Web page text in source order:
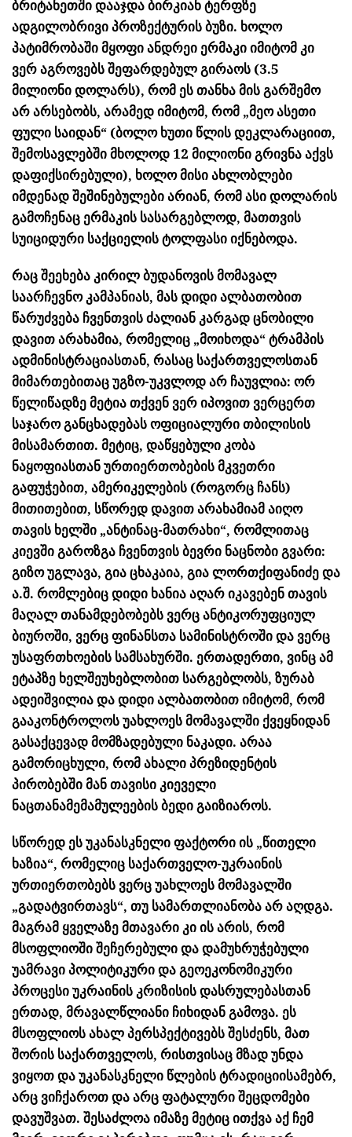
ბრიტანეთში დააჯდა ბირკიან ტერფზე
ადგილობრივი პროზექტურის ბუზი. ხოლო
პატიმრობაში მყოფი ანდრეი ერმაკი იმიტომ კი
ვერ აგროვებს შეფარდებულ გირაოს (3.5
მილიონი დოლარს), რომ ეს თანხა მის გარშემო
არ არსებობს, არამედ იმიტომ, რომ „მეო ასეთი
ფული საიდან“ (ბოლო ხუთი წლის დეკლარაციით,
შემოსავლებში მხოლოდ 12 მილიონი გრივნა აქვს
დაფიქსირებული), ხოლო მისი ახლობლები
იმდენად შეშინებულები არიან, რომ ასი დოლარის
გამოჩენაც ერმაკის სასარგებლოდ, მათთვის
სუიციდური საქციელის ტოლფასი იქნებოდა.
რაც შეეხება კირილ ბუდანოვის მომავალ
საარჩევნო კამპანიას, მას დიდი ალბათობით
წარუძვება ჩვენთვის ძალიან კარგად ცნობილი
დავით არახამია, რომელიც „მოიხოდა“ ტრამპის
ადმინისტრაციასთან, რასაც საქართველოსთან
მიმართებითაც უგზო-უკვლოდ არ ჩაუვლია: ორ
წელიწადზე მეტია თქვენ ვერ იპოვით ვერცერთ
საჯარო განცხადებას ოფიციალური თბილისის
მისამართით. მეტიც, დაწყებული კობა
ნაყოფიასთან ურთიერთობების მკვეთრი
გაფუჭებით, ამერიკელების (როგორც ჩანს)
მითითებით, სწორედ დავით არახამიამ აიღო
თავის ხელში „ანტინაც-მათრახი“, რომლითაც
კიევში გაროზგა ჩვენთვის ბევრი ნაცნობი გვარი:
გიზო უგლავა, გია ცხაკაია, გია ლორთქიფანიძე და
ა.შ. რომლებიც დიდი ხანია აღარ იკავებენ თავის
მაღალ თანამდებობებს ვერც ანტიკორუფციულ
ბიუროში, ვერც ფინანსთა სამინისტროში და ვერც
უსაფრთხოების სამსახურში. ერთადერთი, ვინც ამ
ეტაპზე ხელშეუხებლობით სარგებლობს, ზურაბ
ადეიშვილია და დიდი ალბათობით იმიტომ, რომ
გააკონტროლოს უახლოეს მომავალში ქვეყნიდან
გასაქცევად მომზადებული ნაკადი. არაა
გამორიცხული, რომ ახალი პრეზიდენტის
პირობებში მან თავისი კიეველი
ნაცთანამემამულეების ბედი გაიზიაროს.
სწორედ ეს უკანასკნელი ფაქტორი ის „წითელი
ხაზია“, რომელიც საქართველო-უკრაინის
ურთიერთობებს ვერც უახლოეს მომავალში
„გადატვირთავს“, თუ სამართლიანობა არ აღდგა.
მაგრამ ყველაზე მთავარი კი ის არის, რომ
მსოფლიოში შეჩერებული და დამუხრუჭებული
უამრავი პოლიტიკური და გეოეკონომიკური
პროცესი უკრაინის კრიზისის დასრულებასთან
ერთად, მრავალწლიანი ჩიხიდან გამოვა. ეს
მსოფლიოს ახალ პერსპექტივებს შესძენს, მათ
შორის საქართველოს, რისთვისაც მზად უნდა
ვიყოთ და უკანასკნელი წლების ტრადიციისამებრ,
არც ვიჩქაროთ და არც ფატალური შეცდომები
დავუშვათ. შესაძლოა იმაზე მეტიც ითქვა აქ ჩემ